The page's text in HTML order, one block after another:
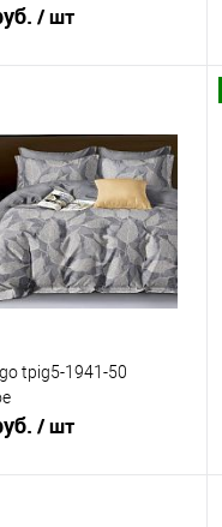
/ шт
в 1 клик
Сравнение
В наличии
tpig5-1941-50
/ шт